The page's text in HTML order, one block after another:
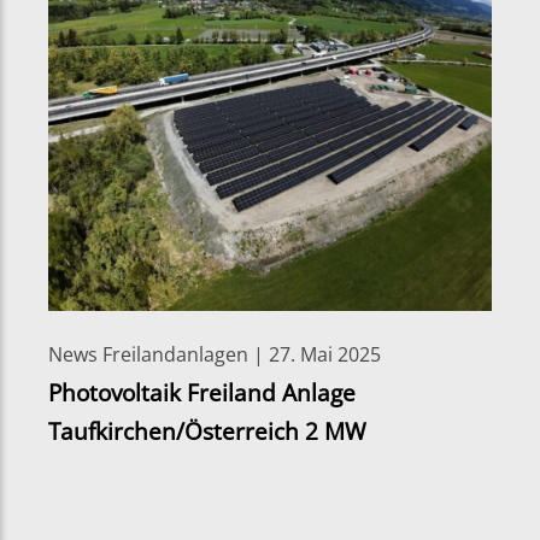
News Freilandanlagen | 27. Mai 2025
Photovoltaik Freiland Anlage
Taufkirchen/Österreich 2 MW